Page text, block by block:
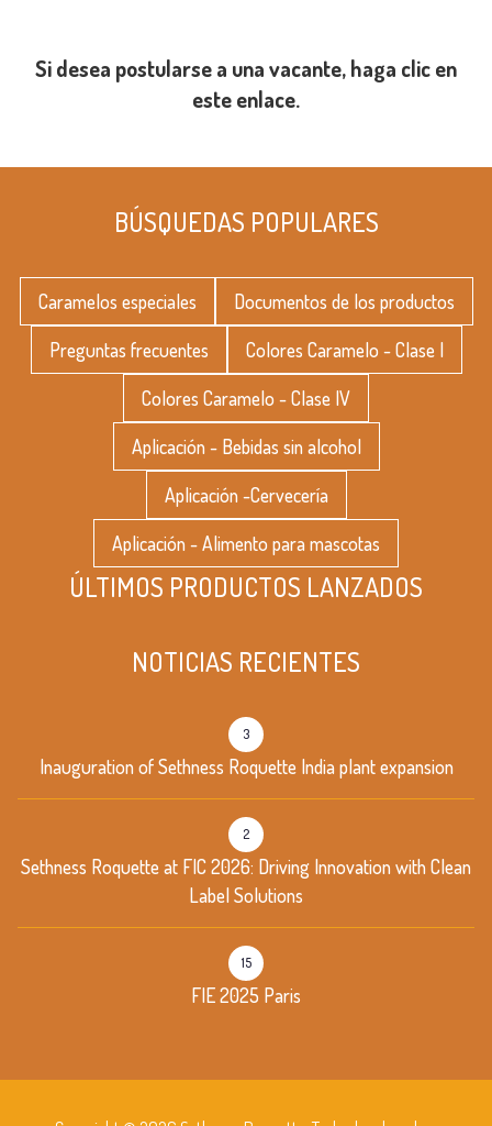
Si desea postularse a una vacante, haga clic en
este enlace.
BÚSQUEDAS POPULARES
Caramelos especiales
Documentos de los productos
Preguntas frecuentes
Colores Caramelo - Clase I
Colores Caramelo - Clase IV
Aplicación - Bebidas sin alcohol
Aplicación -Cervecería
Aplicación - Alimento para mascotas
ÚLTIMOS PRODUCTOS LANZADOS
NOTICIAS RECIENTES
Inauguration of Sethness Roquette India plant expansion
3
Sethness Roquette at FIC 2026: Driving Innovation with Clean
Label Solutions
2
FIE 2025 Paris
15